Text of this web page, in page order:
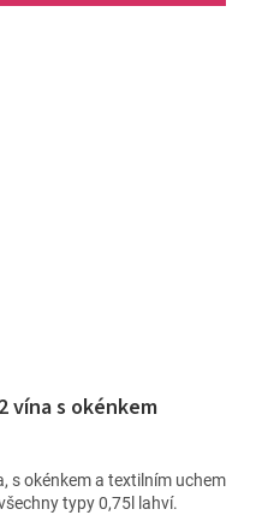
vína s okénkem
s okénkem a textilním uchem
typy 0,75l lahví.